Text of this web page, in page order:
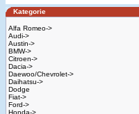
Kategorie
Alfa Romeo->
Audi->
Austin->
BMW->
Citroen->
Dacia->
Daewoo/Chevrolet->
Daihatsu->
Dodge
Fiat->
Ford->
Honda->